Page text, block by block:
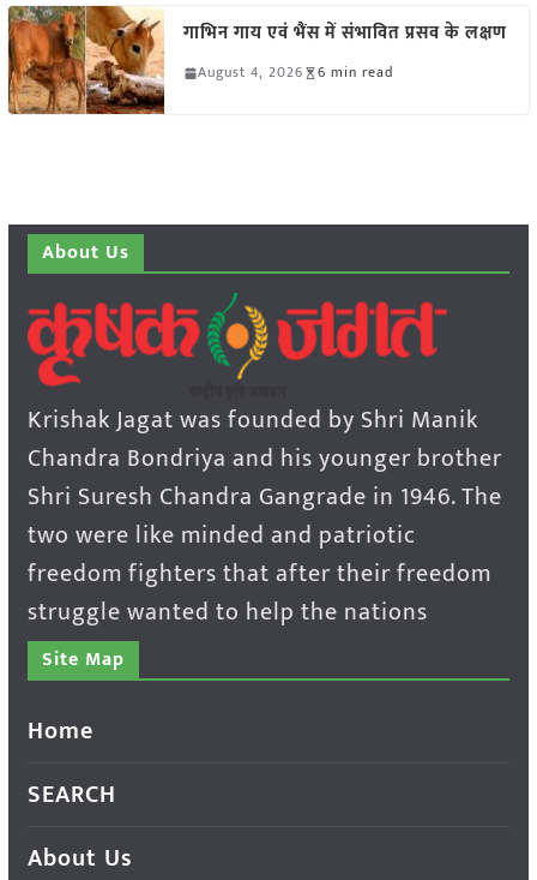
गाभिन गाय एवं भैंस में संभावित प्रसव के लक्षण
August 4, 2026 6 min read
About Us
Krishak Jagat was founded by Shri Manik
Chandra Bondriya and his younger brother
Shri Suresh Chandra Gangrade in 1946. The
two were like minded and patriotic
freedom fighters that after their freedom
struggle wanted to help the nations
Site Map
Home
SEARCH
About Us